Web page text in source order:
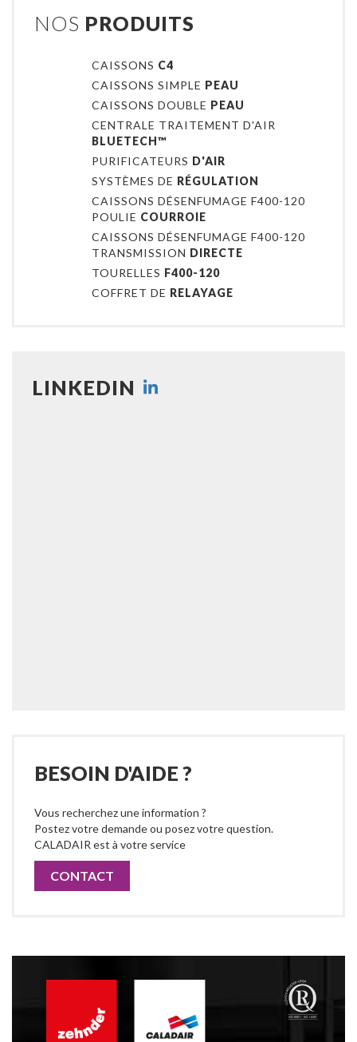
NOS PRODUITS
CAISSONS C4
CAISSONS SIMPLE PEAU
CAISSONS DOUBLE PEAU
CENTRALE TRAITEMENT D'AIR
BLUETECH™
PURIFICATEURS D'AIR
SYSTÈMES DE RÉGULATION
CAISSONS DÉSENFUMAGE F400-120
POULIE COURROIE
CAISSONS DÉSENFUMAGE F400-120
TRANSMISSION DIRECTE
TOURELLES F400-120
COFFRET DE RELAYAGE
LINKEDIN
BESOIN D'AIDE ?
Vous recherchez une information ?
Postez votre demande ou posez votre question.
CALADAIR est à votre service
CONTACT